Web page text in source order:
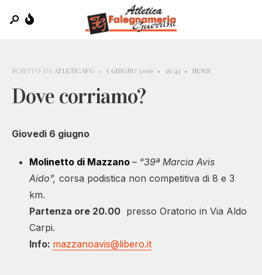
SCRITTO DA ATLETICAFG • 5 GIUGNO 2019 • 16:43 • NEWS
Dove corriamo?
Giovedì 6 giugno
Molinetto di Mazzano – “39ª Marcia Avis
Aido”, corsa podistica non competitiva di 8 e 3
km.
Partenza ore 20.00 presso Oratorio in Via Aldo
Carpi.
Info: mazzanoavis@libero.it